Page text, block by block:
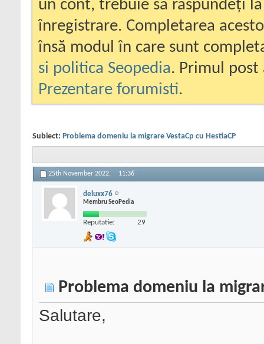
un cont, trebuie să răspundeți
înregistrare. Completarea
însă modul în care sunt
si politica Seopedia. Primul
Prezentare forumisti.
Subiect: Problema domeniu la migrare VestaCp cu HestiaCP
25th November 2022, 11:36
deluxx76
Membru SeoPedia
Reputatie: 29
Problema domeniu la
Salutare,